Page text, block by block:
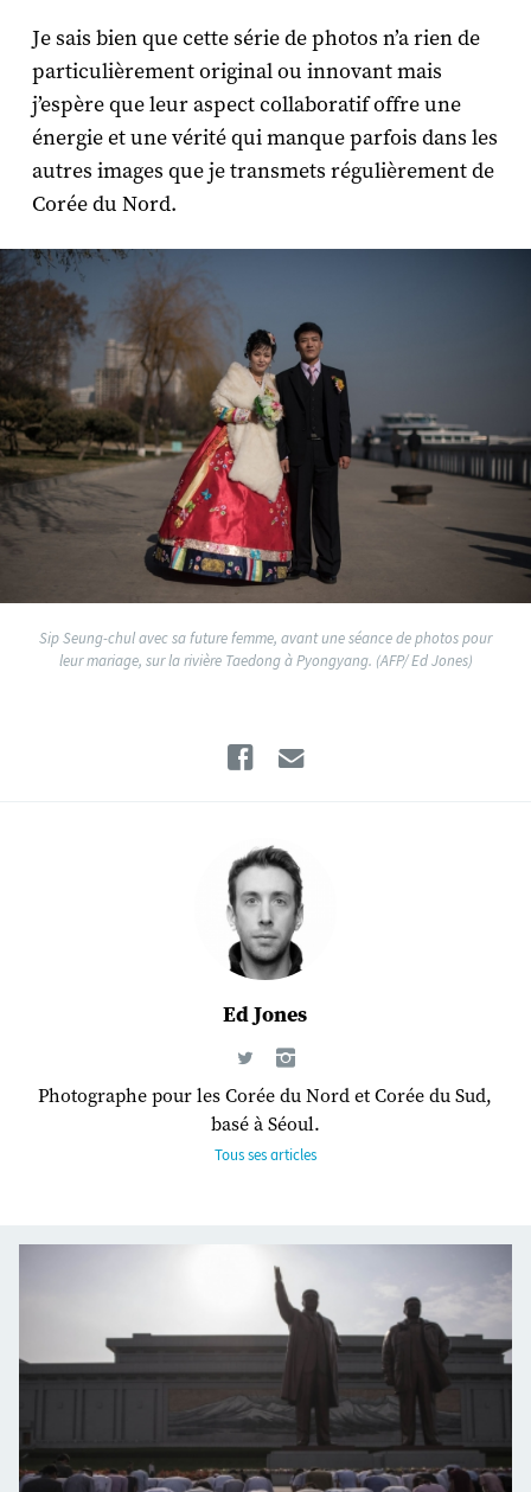
Je sais bien que cette série de photos n’a rien de
particulièrement original ou innovant mais
j’espère que leur aspect collaboratif offre une
énergie et une vérité qui manque parfois dans les
autres images que je transmets régulièrement de
Corée du Nord.
Sip Seung-chul avec sa future femme, avant une séance de photos pour
leur mariage, sur la rivière Taedong à Pyongyang. (AFP/ Ed Jones)
Facebook
Ed Jones
Photographe pour les Corée du Nord et Corée du Sud,
basé à Séoul.
Tous ses articles